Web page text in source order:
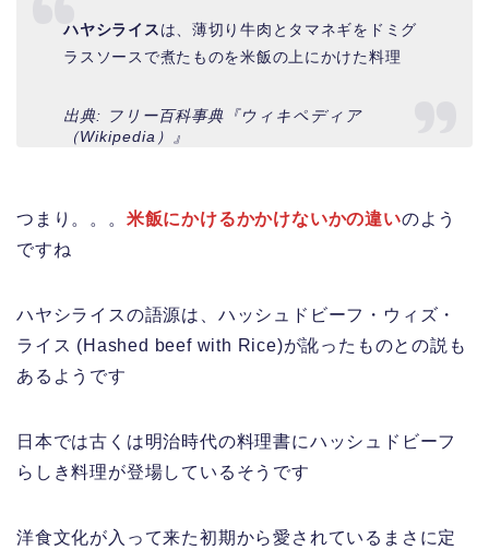
ハヤシライスは、薄切り牛肉とタマネギをドミグ
ラスソースで煮たものを米飯の上にかけた料理
出典: フリー百科事典『ウィキペディア
（Wikipedia）』
つまり。。。 米飯にかけるかかけないかの違いのよう
ですね
ハヤシライスの語源は、ハッシュドビーフ・ウィズ・
ライス (Hashed beef with Rice)が訛ったものとの説も
あるようです
日本では古くは明治時代の料理書にハッシュドビーフ
らしき料理が登場しているそうです
洋食文化が入って来た初期から愛されているまさに定